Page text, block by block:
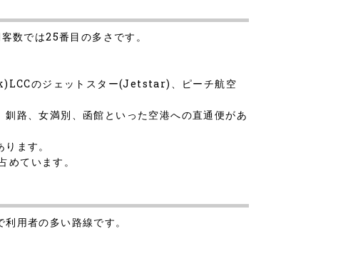
数では25番目の多さです。
のジェットスター(Jetstar)、ピーチ航空
路、女満別、函館といった空港への直通便があ
ます。
ています。
用者の多い路線です。